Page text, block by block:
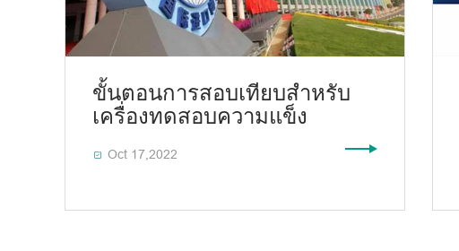
ขั้นตอนการสอบเทียบสำหรับ
เครื่องทดสอบความแข็ง
 Oct 17,2022